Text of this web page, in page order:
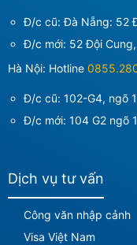
Đ/c cũ: Đà Nẵng: 52
Đ/c mới: 52 Đội
Hà Nội: Hotline
Đ/c cũ: 102-G4, ngõ
Đ/c mới: 104 G2 ngõ
Dịch vụ tư vấn
Công văn nhập cảnh
Visa Việt Nam